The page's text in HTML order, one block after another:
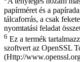
papírméret és a
tálcaforrás, a csak
nyomtatási feladat
6 Ez a termék
szoftvert az OpenSSL
(Http://